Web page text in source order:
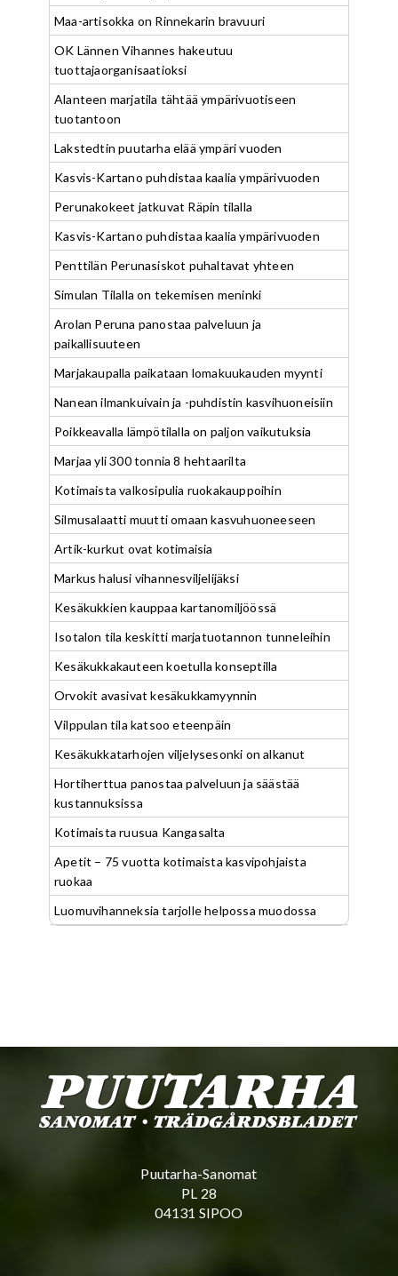
Maa-artisokka on Rinnekarin bravuuri
OK Lännen Vihannes hakeutuu
tuottajaorganisaatioksi
Alanteen marjatila tähtää ympärivuotiseen
tuotantoon
Lakstedtin puutarha elää ympäri vuoden
Kasvis-Kartano puhdistaa kaalia ympärivuoden
Perunakokeet jatkuvat Räpin tilalla
Kasvis-Kartano puhdistaa kaalia ympärivuoden
Penttilän Perunasiskot puhaltavat yhteen
Simulan Tilalla on tekemisen meninki
Arolan Peruna panostaa palveluun ja
paikallisuuteen
Marjakaupalla paikataan lomakuukauden myynti
Nanean ilmankuivain ja -puhdistin kasvihuoneisiin
Poikkeavalla lämpötilalla on paljon vaikutuksia
Marjaa yli 300 tonnia 8 hehtaarilta
Kotimaista valkosipulia ruokakauppoihin
Silmusalaatti muutti omaan kasvuhuoneeseen
Artik-kurkut ovat kotimaisia
Markus halusi vihannesviljelijäksi
Kesäkukkien kauppaa kartanomiljöössä
Isotalon tila keskitti marjatuotannon tunneleihin
Kesäkukkakauteen koetulla konseptilla
Orvokit avasivat kesäkukkamyynnin
Vilppulan tila katsoo eteenpäin
Kesäkukkatarhojen viljelysesonki on alkanut
Hortiherttua panostaa palveluun ja säästää
kustannuksissa
Kotimaista ruusua Kangasalta
Apetit – 75 vuotta kotimaista kasvipohjaista
ruokaa
Luomuvihanneksia tarjolle helpossa muodossa
Puutarha-Sanomat
PL 28
04131 SIPOO